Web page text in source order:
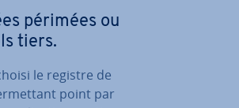
périmées ou
tiers.
le registre de
point par